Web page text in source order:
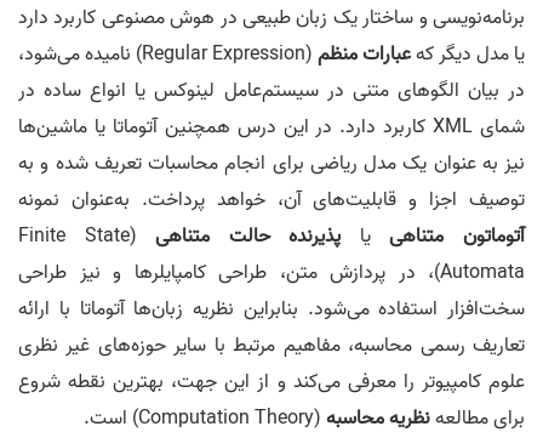
برنامه‌نویسی و ساختار یک زبان طبیعی در هوش مصنوعی کاربرد دارد
یا مدل دیگر کهعبارات منظم
(Regular Expression) نامیده می‌شود،
در بیان الگوهای متنی در سیستم‌عامل لینوکس یا انواع ساده در
شمای XML کاربرد دارد. در این درس همچنین آتوماتا یا ماشین‌ها
نیز به عنوان ‌یک مدل ریاضی‌ برای انجام محاسبات تعریف شده و به
توصیف اجزا و قابلیت‌های آن، خواهد پرداخت. به‌عنوان نمونه
آتوماتون متناهییا پذیرنده حالت متناهی
(Finite State
Automata)، در پردازش متن، طراحی کامپایلرها و نیز طراحی
سخت‌افزار استفاده می‌شود. بنابراین نظریه زبان‌ها آتوماتا با ارائه
تعاریف رسمی محاسبه، مفاهیم مرتبط با سایر حوزه‌های غیر نظری
علوم کامپیوتر را معرفی می‌کند و از این جهت، بهترین نقطه شروع
برای مطالعهنظریه محاسبه(Computation Theory) است.